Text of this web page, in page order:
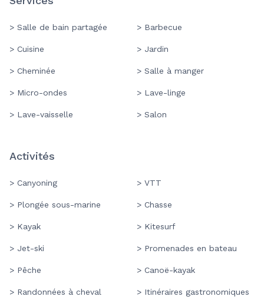
> Salle de bain partagée > Barbecue
> Cuisine > Jardin
> Cheminée > Salle à manger
> Micro-ondes > Lave-linge
> Lave-vaisselle > Salon
Activités
> Canyoning > VTT
> Plongée sous-marine > Chasse
> Kayak > Kitesurf
> Jet-ski > Promenades en bateau
> Pêche > Canoë-kayak
> Randonnées à cheval > Itinéraires gastronomiques